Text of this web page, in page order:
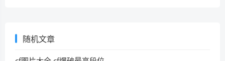
随机文章